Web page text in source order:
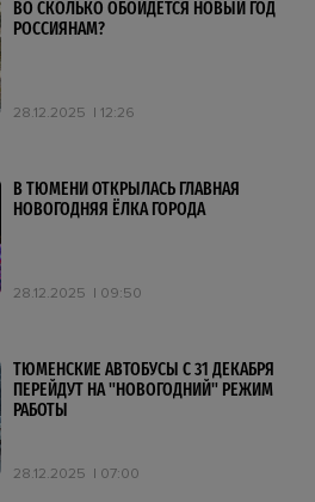
ВО СКОЛЬКО ОБОЙДЕТСЯ НОВЫЙ ГОД
РОССИЯНАМ?
28.12.2025 12:26
В ТЮМЕНИ ОТКРЫЛАСЬ ГЛАВНАЯ
НОВОГОДНЯЯ ЁЛКА ГОРОДА
28.12.2025 09:50
ТЮМЕНСКИЕ АВТОБУСЫ С 31 ДЕКАБРЯ
ПЕРЕЙДУТ НА "НОВОГОДНИЙ" РЕЖИМ
РАБОТЫ
28.12.2025 07:00